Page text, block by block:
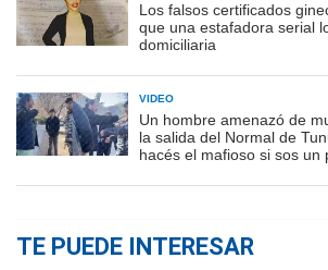
Los falsos certificados
que una estafadora serial
domiciliaria
VIDEO
Un hombre amenazó de
la salida del Normal de
hacés el mafioso si sos un
TE PUEDE INTERESAR